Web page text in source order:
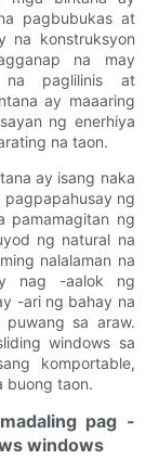
pagbubukas at
na konstruksyon
na may
na paglilinis at
ay maaaring
ng enerhiya
na taon.
ay isang naka
ng
pamamagitan ng
ng natural na
nalalaman na
nag -aalok ng
-ari ng bahay na
puwang sa araw.
windows sa
komportable,
buong taon.
pag -
windows